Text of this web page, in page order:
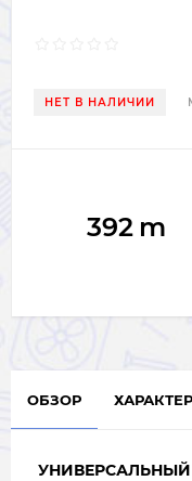
НЕТ В НАЛИЧИИ
392 m
ОБЗОР
УНИВЕРСАЛЬНЫЙ